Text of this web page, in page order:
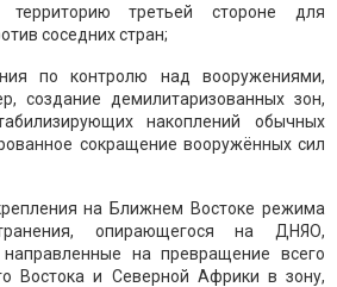
территорию третьей стороне для
соседних стран;
по контролю над вооружениями,
создание демилитаризованных зон,
накоплений обычных
сокращение вооружённых сил
на Ближнем Востоке режима
опирающегося на ДНЯО,
на превращение всего
Востока и Северной Африки в зону,